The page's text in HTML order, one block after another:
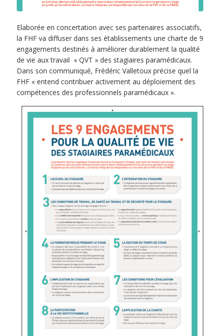
Elaborée en concertation avec ses partenaires associatifs,
la FHF va diffuser dans ses établissements une charte de 9
engagements destinés à améliorer durablement la qualité
de vie aux travail « QVT » des stagiaires paramédicaux.
Dans son communiqué, Frédéric Valletoux précise quel la
FHF « entend contribuer activement au déploiement des
compétences des professionnels paramédicaux ».